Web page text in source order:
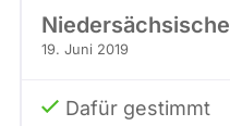
19. Juni 2019
Dafür gestimmt